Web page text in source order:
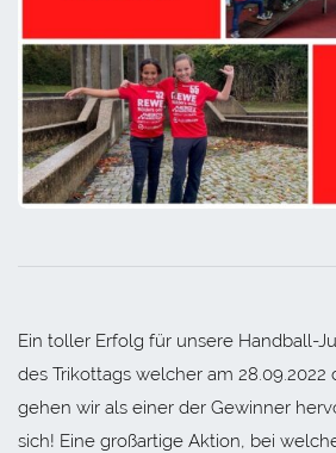
Ein toller Erfolg für unsere Handball-
des Trikottags welcher am
gehen wir als einer der Gewinner
sich! Eine großartige Aktion, bei